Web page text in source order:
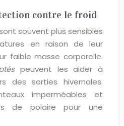
contre le froid
souvent plus sensibles
en raison de leur
faible masse corporelle.
peuvent les aider à
des sorties hivernales.
imperméables et
de polaire pour une